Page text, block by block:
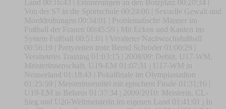
Land 00:16:43 | Erinnerungen an den Bolzplatz 00:20:34 |
Von der S7 in die Sportschule 00:24:06 | Sexuelle Gewalt und
Morddrohungen 00:34:01 | Problematische Männer im
Fußball der Frauen 00:45:59 | Mit Ecken und Kanten ins
System Fußball 00:51:01 | Veralteter Nachwuchsfußball
00:56:19 | Partyzeiten trotz Bernd Schröder 01:00:29 |
Veraltetetes Training 01:03:15 | 2008/09: Debüt, U17-WM,
Meisterinnenschaft, U19-EM 01:07:31 | U17-WM in
Neuseeland 01:18:43 | Pokalfinale im Olympiastadion
01:25:59 | Meisterinnentitel mit epischem Finale 01:31:16 |
U19-EM in Belarus 01:37:34 | 2009/2010: Meisterin, CL-
Sieg und U20-Weltmeisterin im eigenen Land 01:41:01 | In